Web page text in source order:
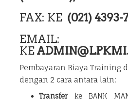
FAX: KE (021) 4393-
EMAIL:
KE
Pembayaran Biaya Training
dengan 2 cara antara lain:
Transferke BANK